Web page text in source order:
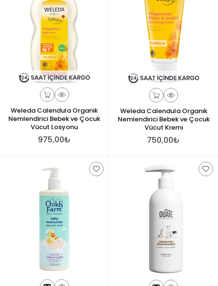
Weleda Calendula Organik
Nemlendirici Bebek ve Çocuk
Vücut Losyonu
975,00₺
Weleda Calendula Organik
Nemlendirici Bebek ve Çocuk
Vücut Kremi
750,00₺